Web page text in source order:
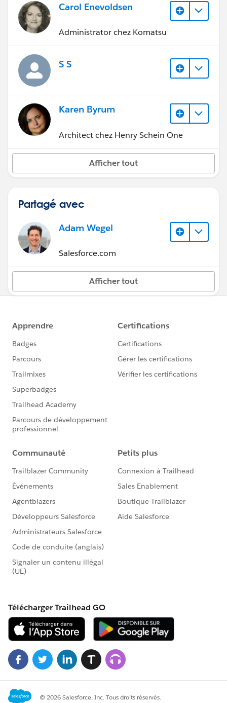
Carol Enevoldsen
Administrator chez Komatsu
S S
Karen Byrum
Architect chez Henry Schein One
Afficher tout
Partagé avec
Adam Wegel
Salesforce.com
Afficher tout